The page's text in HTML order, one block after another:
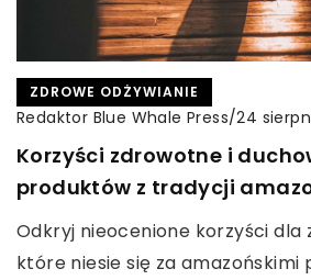
ZDROWE ODŻYWIANIE
Redaktor Blue Whale Press/24
Korzyści zdrowotne i
produktów z tradycji
Odkryj nieocenione korzyści dla
które niesie się za amazońskimi